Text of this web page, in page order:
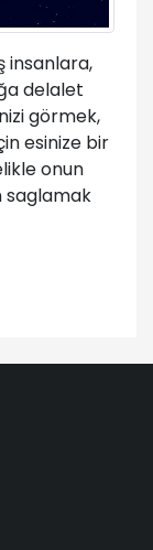
insanlara,
delalet
görmek,
esinize bir
onun
saglamak